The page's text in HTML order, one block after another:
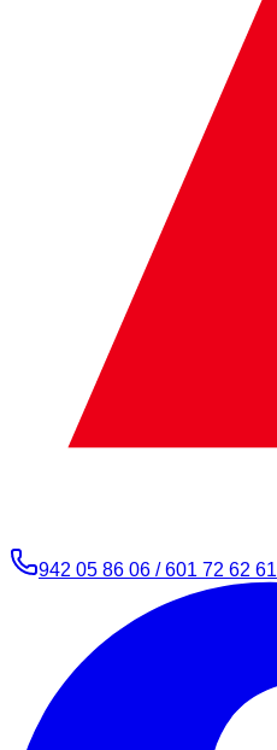
942 05 86 06 / 601 72 62 61